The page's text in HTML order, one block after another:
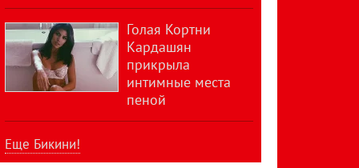
Голая Кортни
Кардашян
прикрыла
интимные места
пеной
Еще Бикини!